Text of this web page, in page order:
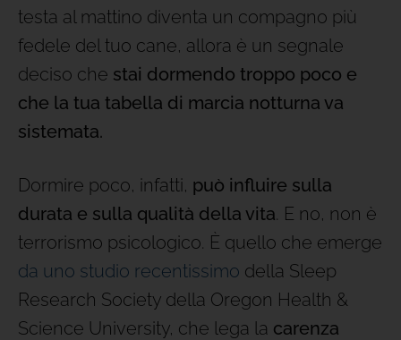
testa al mattino diventa un compagno più
fedele del tuo cane, allora è un segnale
deciso che stai dormendo troppo poco e
che la tua tabella di marcia notturna va
sistemata.
Dormire poco, infatti, può influire sulla
durata e sulla qualità della vita. E no, non è
terrorismo psicologico. È quello che emerge
da uno studio recentissimo della Sleep
Research Society della Oregon Health &
Science University, che lega la carenza